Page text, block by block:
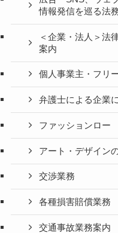
情報発信を巡る法
＜企業・法人＞法
案内
個人事業主・フリ
弁護士による企業
ファッションロー
アート・デザイン
交渉業務
各種損害賠償業務
交通事故業務案内